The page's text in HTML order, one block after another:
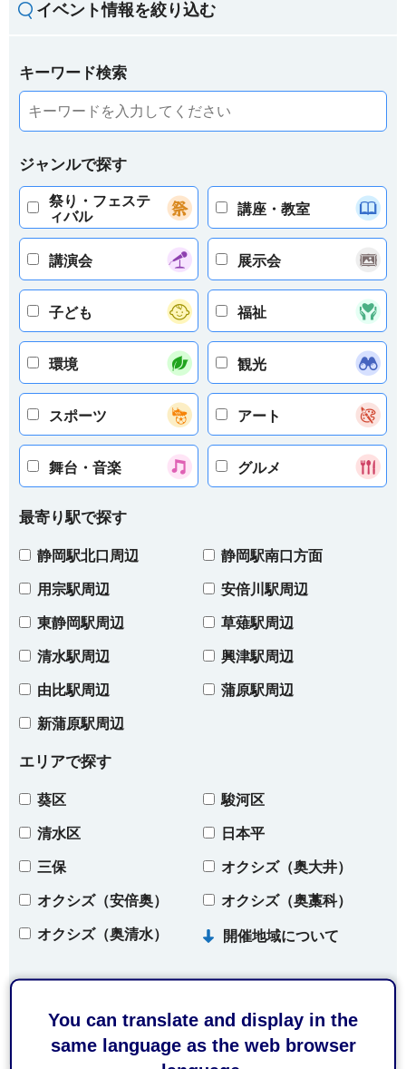
You can translate and display in the
same language as the web browser
イベント情報を絞り込む
キーワード検索
ジャンルで探す
祭り・フェステ
ィバル
講座・教室
講演会 展示会
子ども 福祉
環境 観光
スポーツ アート
舞台・音楽 グルメ
最寄り駅で探す
静岡駅北口周辺 静岡駅南口方面
用宗駅周辺 安倍川駅周辺
東静岡駅周辺 草薙駅周辺
清水駅周辺 興津駅周辺
由比駅周辺 蒲原駅周辺
新蒲原駅周辺
エリアで探す
葵区 駿河区
清水区 日本平
三保 オクシズ（奥大井）
オクシズ（安倍奥） オクシズ（奥藁科）
オクシズ（奥清水） 開催地域について